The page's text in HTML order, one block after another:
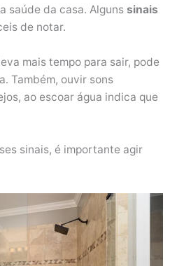
saúde da casa. Alguns sinais
de notar.
mais tempo para sair, pode
Também, ouvir sons
ao escoar água indica que
sinais, é importante agir